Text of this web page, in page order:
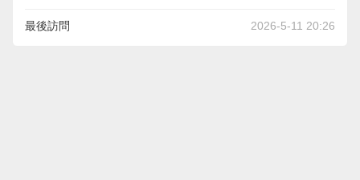
最後訪問 2026-5-11 20:26